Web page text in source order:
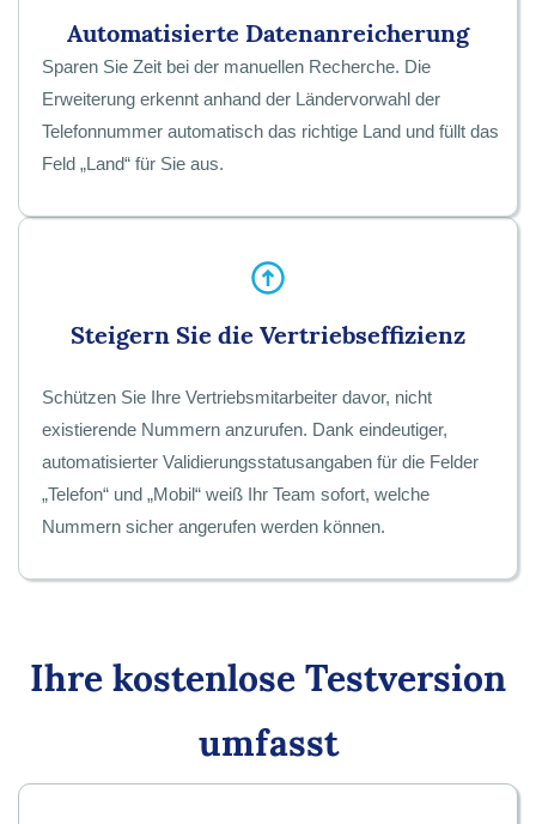
Automatisierte Datenanreicherung
Sparen Sie Zeit bei der manuellen Recherche. Die
Erweiterung erkennt anhand der Ländervorwahl der
Telefonnummer automatisch das richtige Land und füllt das
Feld „Land“ für Sie aus.
Steigern Sie die Vertriebseffizienz
Schützen Sie Ihre Vertriebsmitarbeiter davor, nicht
existierende Nummern anzurufen. Dank eindeutiger,
automatisierter Validierungsstatusangaben für die Felder
„Telefon“ und „Mobil“ weiß Ihr Team sofort, welche
Nummern sicher angerufen werden können.
Ihre kostenlose Testversion
umfasst